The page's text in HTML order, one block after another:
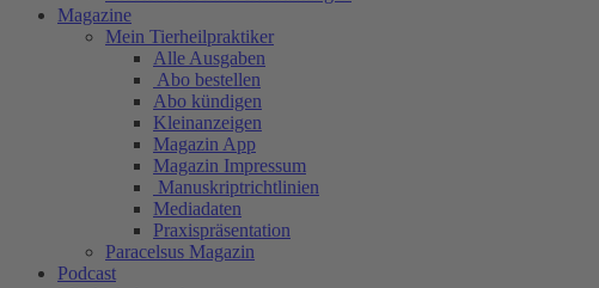
Magazine
Mein Tierheilpraktiker
Alle Ausgaben
Abo bestellen
Abo kündigen
Kleinanzeigen
Magazin App
Magazin Impressum
Manuskriptrichtlinien
Mediadaten
Praxispräsentation
Paracelsus Magazin
Podcast